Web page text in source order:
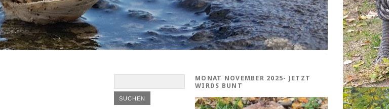
MONAT NOVEMBER 2025- JETZT
WIRDS BUNT